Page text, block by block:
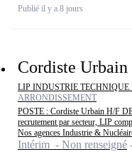
Publié il y a 8 jours
Cordiste
LIP INDUSTRIE
ARRONDISSEMENT
POSTE : Cordiste Urbain H/F
recrutement par secteur, LIP
Nos agences Industrie &
Intérim - Non renseigné